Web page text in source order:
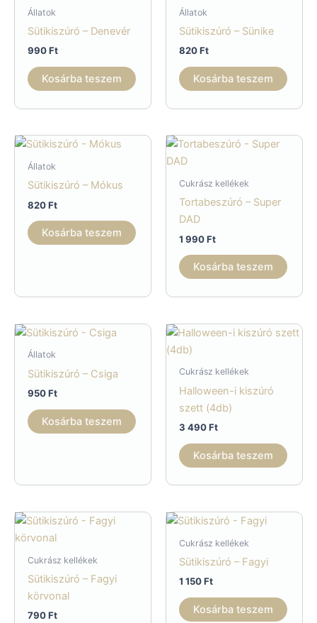
Állatok
Sütikiszúró – Denevér
990Ft
Kosárba teszem
Állatok
Sütikiszúró – Sünike
820Ft
Kosárba teszem
Állatok
Sütikiszúró – Mókus
820Ft
Kosárba teszem
Cukrász kellékek
Tortabeszúró – Super
DAD
1 990Ft
Kosárba teszem
Állatok
Sütikiszúró – Csiga
950Ft
Kosárba teszem
Cukrász kellékek
Halloween-i kiszúró
szett (4db)
3 490Ft
Kosárba teszem
Cukrász kellékek
Sütikiszúró – Fagyi
körvonal
790Ft
Cukrász kellékek
Sütikiszúró – Fagyi
1 150Ft
Kosárba teszem